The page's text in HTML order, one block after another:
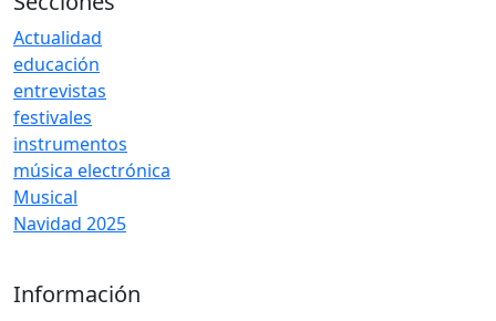
Actualidad
educación
entrevistas
festivales
instrumentos
música electrónica
Musical
Navidad 2025
Información